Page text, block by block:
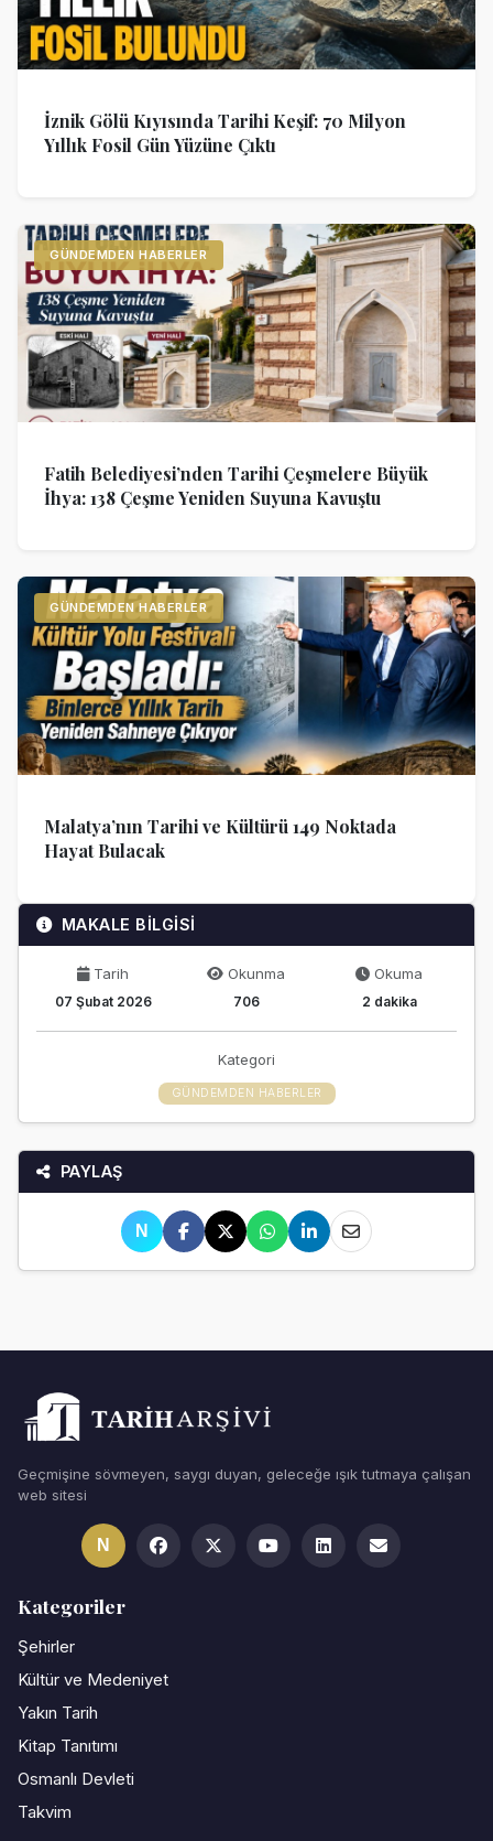
İznik Gölü Kıyısında Tarihi Keşif: 70 Milyon
Yıllık Fosil Gün Yüzüne Çıktı
GÜNDEMDEN HABERLER
Fatih Belediyesi’nden Tarihi Çeşmelere Büyük
İhya: 138 Çeşme Yeniden Suyuna Kavuştu
GÜNDEMDEN HABERLER
Malatya’nın Tarihi ve Kültürü 149 Noktada
Hayat Bulacak
MAKALE BİLGİSİ
Tarih
07 Şubat 2026
Okunma
706
Okuma
2 dakika
Kategori
GÜNDEMDEN HABERLER
PAYLAŞ
N
Geçmişine sövmeyen, saygı duyan, geleceğe ışık tutmaya çalışan
web sitesi
N
Kategoriler
Şehirler
Kültür ve Medeniyet
Yakın Tarih
Kitap Tanıtımı
Osmanlı Devleti
Takvim